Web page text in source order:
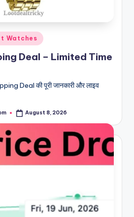
Watches
Deal – Limited Time
Deal की पूरी जानकारी और लाइव
August 8, 2026